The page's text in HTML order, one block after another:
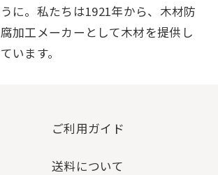
うに。私たちは1921年から、木材防
腐加工メーカーとして木材を提供し
ています。
ご利用ガイド
送料について